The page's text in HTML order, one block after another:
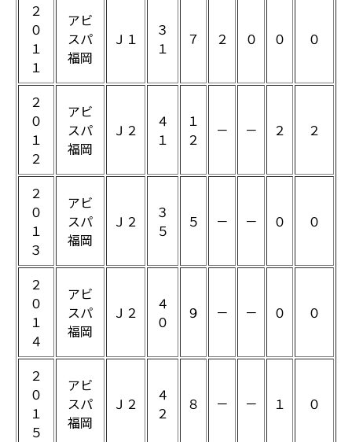
２
０
１
１
アビ
スパ
福岡
Ｊ１
３
１
７ ２ ０ ０ ０
２
０
１
２
アビ
スパ
福岡
Ｊ２
４
１
１
２
－ － ２ ２
２
０
１
３
アビ
スパ
福岡
Ｊ２
３
５
５ － － ０ ０
２
０
１
４
アビ
スパ
福岡
Ｊ２
４
０
９ － － ０ ０
２
０
１
５
アビ
スパ
福岡
Ｊ２
４
２
８ － － １ ０